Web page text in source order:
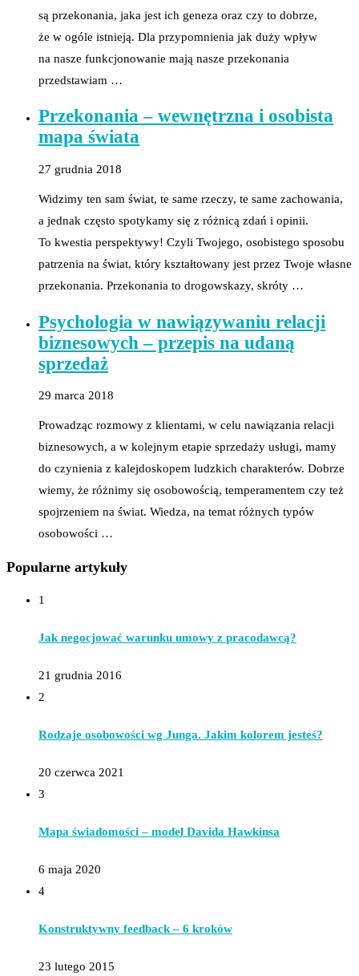
są przekonania, jaka jest ich geneza oraz czy to dobrze,
że w ogóle istnieją. Dla przypomnienia jak duży wpływ
na nasze funkcjonowanie mają nasze przekonania
przedstawiam …
Przekonania – wewnętrzna i osobista
mapa świata
27 grudnia 2018
Widzimy ten sam świat, te same rzeczy, te same zachowania,
a jednak często spotykamy się z różnicą zdań i opinii.
To kwestia perspektywy! Czyli Twojego, osobistego sposobu
patrzenia na świat, który kształtowany jest przez Twoje własne
przekonania. Przekonania to drogowskazy, skróty …
Psychologia w nawiązywaniu relacji
biznesowych – przepis na udaną
sprzedaż
29 marca 2018
Prowadząc rozmowy z klientami, w celu nawiązania relacji
biznesowych, a w kolejnym etapie sprzedaży usługi, mamy
do czynienia z kalejdoskopem ludzkich charakterów. Dobrze
wiemy, że różnimy się osobowością, temperamentem czy też
spojrzeniem na świat. Wiedza, na temat różnych typów
osobowości …
Popularne artykuły
1
Jak negocjować warunku umowy z pracodawcą?
21 grudnia 2016
2
Rodzaje osobowości wg Junga. Jakim kolorem jesteś?
20 czerwca 2021
3
Mapa świadomości – model Davida Hawkinsa
6 maja 2020
4
Konstruktywny feedback – 6 kroków
23 lutego 2015